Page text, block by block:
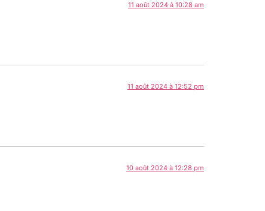
11 août 2024 à 10:28 am
11 août 2024 à 12:52 pm
10 août 2024 à 12:28 pm